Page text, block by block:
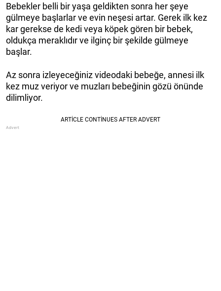
Bebekler belli bir yaşa geldikten sonra her şeye
gülmeye başlarlar ve evin neşesi artar. Gerek ilk kez
kar gerekse de kedi veya köpek gören bir bebek,
oldukça meraklıdır ve ilginç bir şekilde gülmeye
başlar.
Az sonra izleyeceğiniz videodaki bebeğe, annesi ilk
kez muz veriyor ve muzları bebeğinin gözü önünde
dilimliyor.